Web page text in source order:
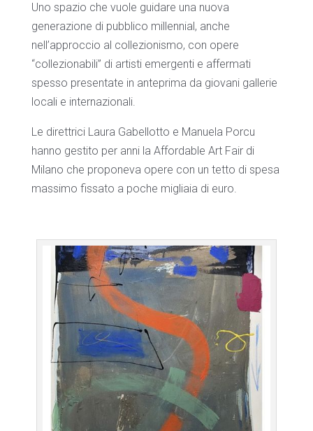
Uno spazio che vuole guidare una nuova
generazione di pubblico millennial, anche
nell’approccio al collezionismo, con opere
“collezionabili” di artisti emergenti e affermati
spesso presentate in anteprima da giovani gallerie
locali e internazionali.
Le direttrici Laura Gabellotto e Manuela Porcu
hanno gestito per anni la Affordable Art Fair di
Milano che proponeva opere con un tetto di spesa
massimo fissato a poche migliaia di euro.